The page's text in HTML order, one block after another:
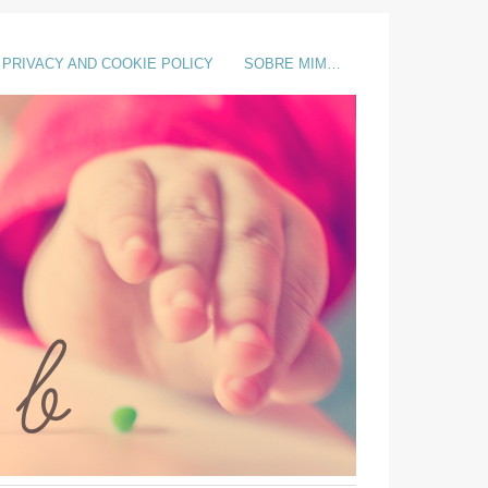
PRIVACY AND COOKIE POLICY SOBRE MIM…